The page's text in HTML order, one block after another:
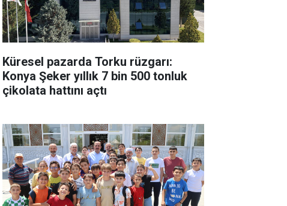
Küresel pazarda Torku rüzgarı:
Konya Şeker yıllık 7 bin 500 tonluk
çikolata hattını açtı